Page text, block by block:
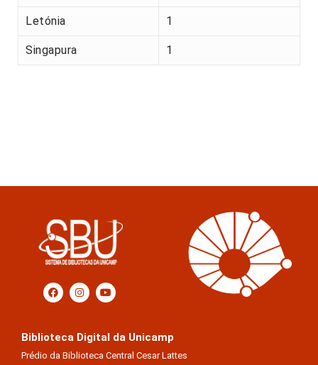
Letónia 1
Singapura 1
Biblioteca Digital da Unicamp
Prédio da Biblioteca Central Cesar Lattes